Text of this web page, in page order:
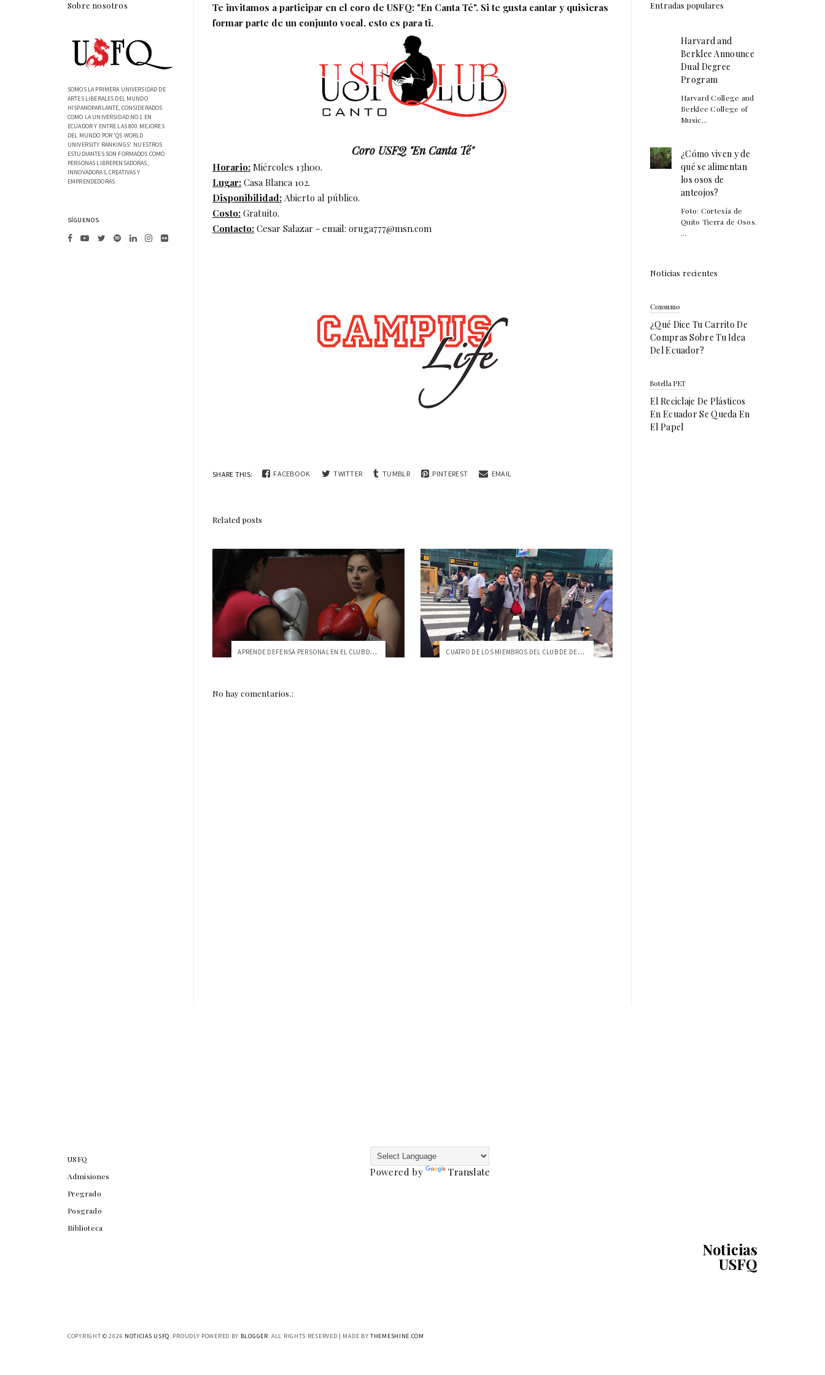
Te invitamos a participar en el coro de USFQ: "En Canta Té". Si te gusta cantar y quisieras
formar parte de un conjunto vocal, esto es para ti.
Coro USFQ "En Canta Té"
Horario: Miércoles 13h00.
Lugar: Casa Blanca 102.
Disponibilidad: Abierto al público.
Costo: Gratuito.
Contacto: Cesar Salazar - email: oruga777@msn.com
SHARE THIS: FACEBOOK TWITTER TUMBLR PINTEREST EMAIL
Related posts
APRENDE DEFENSA PERSONAL EN EL CLUB DE KENPO DE LA USFQ CUATRO DE LOS MIEMBROS DEL CLUB DE DEBAT...
No hay comentarios.:
Sobre nosotros
SOMOS LA PRIMERA UNIVERSIDAD DE
ARTES LIBERALES DEL MUNDO
HISPANOPARLANTE, CONSIDERADOS
COMO LA UNIVERSIDAD NO.1 EN
ECUADOR Y ENTRE LAS 800 MEJORES
DEL MUNDO POR 'QS WORLD
UNIVERSITY RANKINGS'. NUESTROS
ESTUDIANTES SON FORMADOS COMO
PERSONAS LIBREPENSADORAS,
INNOVADORAS, CREATIVAS Y
EMPRENDEDORAS.
SÍGUENOS
Entradas populares
Harvard and
Berklee Announce
Dual Degree
Program
Harvard College and
Berklee College of
Music...
¿Cómo viven y de
qué se alimentan
los osos de
anteojos?
Foto: Cortesía de
Quito Tierra de Osos.
...
Noticias recientes
Consumo
¿Qué Dice Tu Carrito De
Compras Sobre Tu Idea
Del Ecuador?
Botella PET
El Reciclaje De Plásticos
En Ecuador Se Queda En
El Papel
USFQ
Admisiones
Pregrado
Posgrado
Biblioteca
Powered by Translate
Noticias
USFQ
COPYRIGHT ©2026 NOTICIAS USFQ. PROUDLY POWERED BY BLOGGER. ALL RIGHTS RESERVED | MADE BYTHEMESHINE.COM